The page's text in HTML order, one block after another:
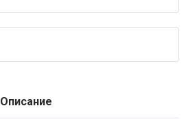
Описание